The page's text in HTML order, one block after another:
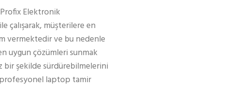
Elektronik
çalışarak, müşterilere en
vermektedir ve bu nedenle
uygun çözümleri sunmak
bir şekilde sürdürebilmelerini
profesyonel laptop tamir